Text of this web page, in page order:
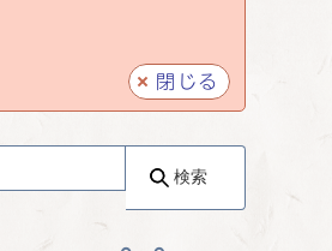
閉じる
検索